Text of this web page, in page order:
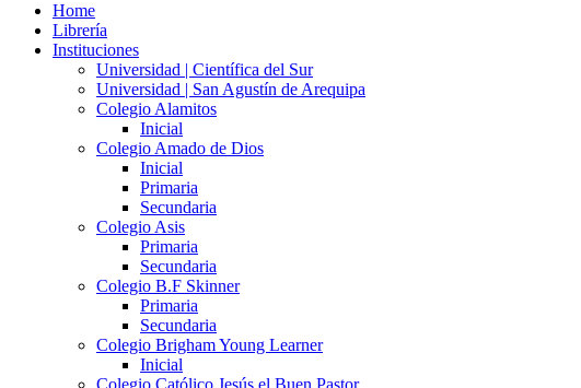
Home
Librería
Instituciones
Universidad | Científica del Sur
Universidad | San Agustín de Arequipa
Colegio Alamitos
Inicial
Colegio Amado de Dios
Inicial
Primaria
Secundaria
Colegio Asis
Primaria
Secundaria
Colegio B.F Skinner
Primaria
Secundaria
Colegio Brigham Young Learner
Inicial